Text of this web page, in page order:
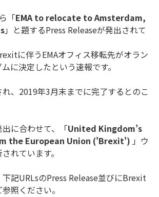
「EMA to relocate to Amsterdam,
」と題するPress Releaseが発出されて
に伴うEMAオフィス移転先がオラン
に決定したという速報です。
、2019年3月末までに完了するとのこ
に合わせて、「United Kingdom’s
the European Union ('Brexit') 」ウ
れています。
記URLsのPress Release並びにBrexit
照ください。